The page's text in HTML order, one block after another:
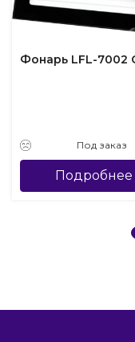
Фонарь LFL-7002
Под заказ
Подробнее